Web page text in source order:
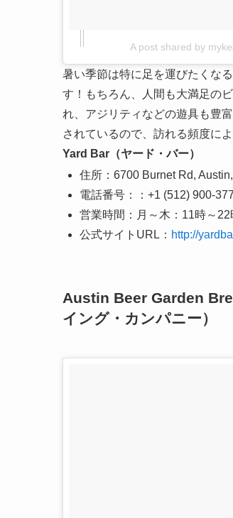
A post shared by
暑い季節は特に足を運びたくな
す！もちろん、人間も大満足の
れ、アジリティなどの遊具も豊
されているので、訪れる頻度に
Yard Bar（ヤード・バー）
住所：6700 Burnet Rd,
電話番号：：+1 (512) 900-
営業時間：月～木：11時～
公式サイトURL： http://
Austin Beer Garden
イング・カンパニー）